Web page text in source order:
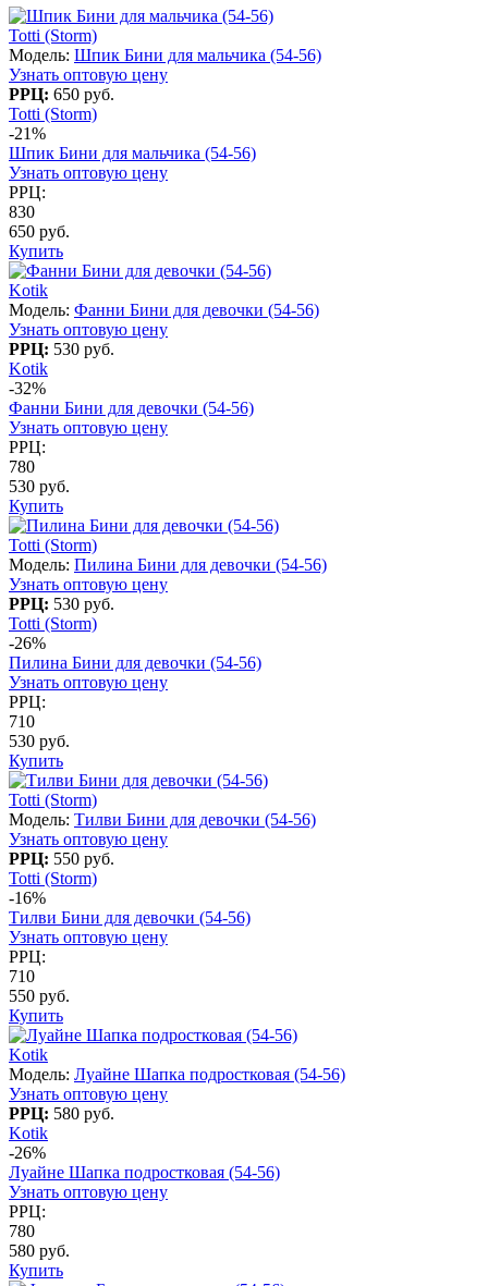
Totti (Storm)
Модель: Шпик Бини для мальчика (54-56)
Узнать оптовую цену
РРЦ: 650 руб.
Totti (Storm)
-21%
Шпик Бини для мальчика (54-56)
Узнать оптовую цену
РРЦ:
830
650 руб.
Купить
Kotik
Модель: Фанни Бини для девочки (54-56)
Узнать оптовую цену
РРЦ: 530 руб.
Kotik
-32%
Фанни Бини для девочки (54-56)
Узнать оптовую цену
РРЦ:
780
530 руб.
Купить
Totti (Storm)
Модель: Пилина Бини для девочки (54-56)
Узнать оптовую цену
РРЦ: 530 руб.
Totti (Storm)
-26%
Пилина Бини для девочки (54-56)
Узнать оптовую цену
РРЦ:
710
530 руб.
Купить
Totti (Storm)
Модель: Тилви Бини для девочки (54-56)
Узнать оптовую цену
РРЦ: 550 руб.
Totti (Storm)
-16%
Тилви Бини для девочки (54-56)
Узнать оптовую цену
РРЦ:
710
550 руб.
Купить
Kotik
Модель: Луайне Шапка подростковая (54-56)
Узнать оптовую цену
РРЦ: 580 руб.
Kotik
-26%
Луайне Шапка подростковая (54-56)
Узнать оптовую цену
РРЦ:
780
580 руб.
Купить